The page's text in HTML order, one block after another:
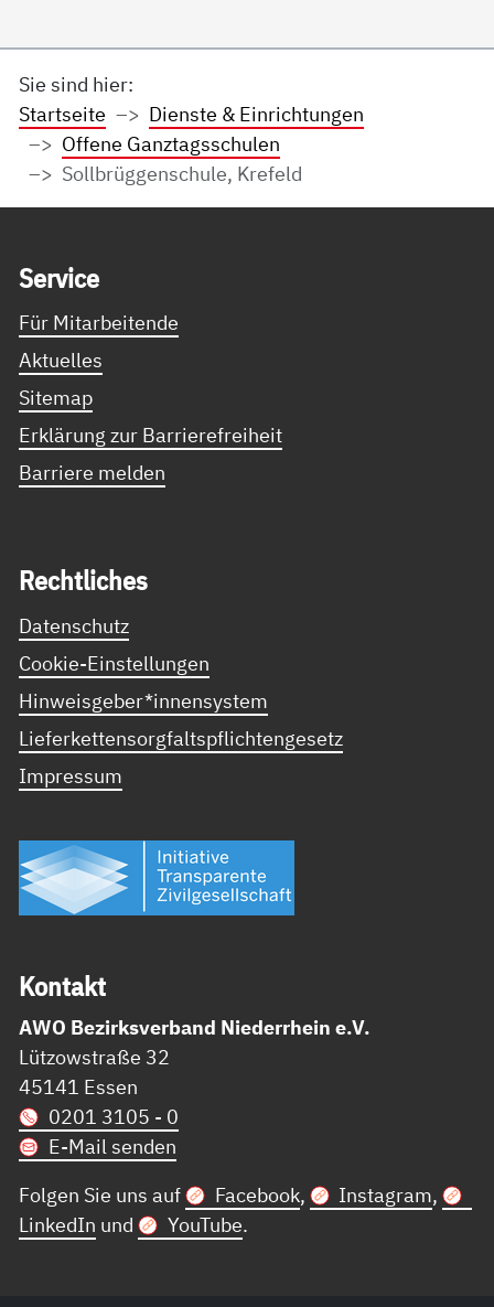
Sie sind hier:
Startseite
Dienste & Einrichtungen
Offene Ganztagsschulen
Sollbrüggenschule, Krefeld
Ser­vice
Für Mitarbeitende
Aktuelles
Sitemap
Erklärung zur Barrierefreiheit
Barriere melden
Recht­li­ches
Datenschutz
Cookie-Einstellungen
Hinweisgeber*innensystem
Lieferkettensorgfaltspflichtengesetz
Impressum
Kon­takt
AWO Bezirksverband Niederrhein e.V.
Lützowstraße 32
45141 Essen
0201 3105 - 0
E-Mail senden
Folgen Sie uns auf
Facebook, Instagram,
LinkedIn und YouTube.